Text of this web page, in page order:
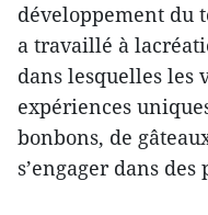
développement du
a travaillé à
dans lesquelles les
expériences
bonbons, de
s’engager dans